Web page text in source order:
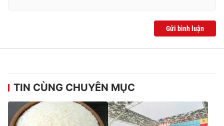
THỜI BÁO VTV
Gửi bình luận
TIN CÙNG CHUYÊN MỤC